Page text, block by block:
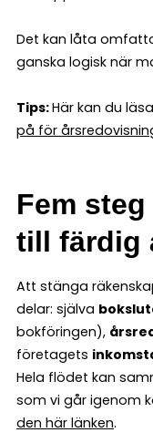
Det kan låta
ganska logisk när
Tips:Här kan du
på för
Fem
till färdig
Att stänga
delar: själva
bokföringen),
företagets
Hela flödet kan
som vi går igenom
den här länken.